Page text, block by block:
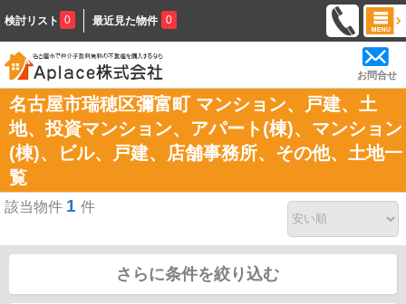
検討リスト 0 最近見た物件 0
お問合せ
名古屋市瑞穂区彌富町 マンション、戸建、土
地、投資マンション、アパート(棟)、マンション
(棟)、ビル、戸建、店舗事務所、その他、土地一
覧
該当物件 1 件
さらに条件を絞り込む